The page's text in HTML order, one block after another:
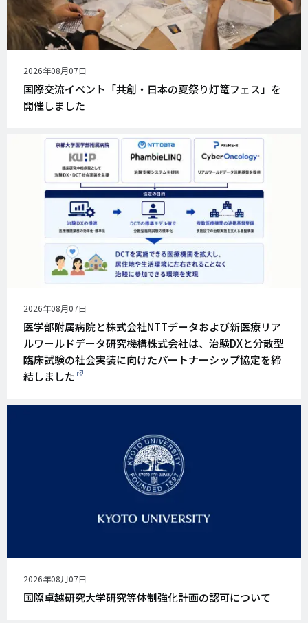
公
開
日
2026年08月07日
国際交流イベント「共創・日本の夏祭り灯篭フェス」を
開催しました
公
開
日
2026年08月07日
医学部附属病院と株式会社NTTデータおよび新医療リア
ルワールドデータ研究機構株式会社は、治験DXと分散型
臨床試験の社会実装に向けたパートナーシップ協定を締
結しました
公
開
日
2026年08月07日
国際卓越研究大学研究等体制強化計画の認可について